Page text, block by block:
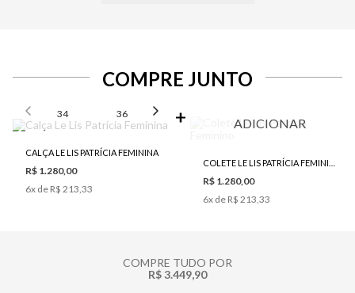
COMPRE JUNTO
34 36 38
CALÇA LE LIS PATRÍCIA FEMININA
R$ 1.280,00
6x de R$ 213,33
ADICIONAR
R$ 1.280,00
6x de R$ 213,33
COMPRE TUDO POR
R$ 3.449,90